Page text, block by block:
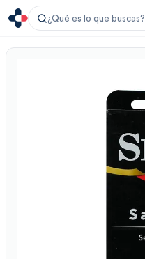
¿Qué es lo que buscas?